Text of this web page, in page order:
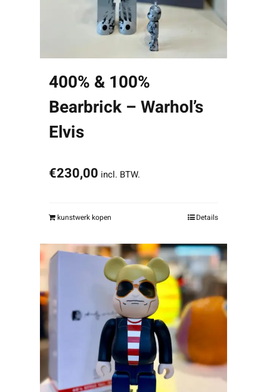
400% & 100%
Bearbrick – Warhol’s
Elvis
€230,00 incl. BTW.
kunstwerk kopen Details